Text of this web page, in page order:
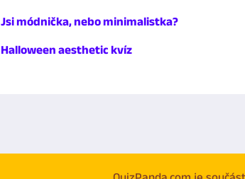
Jsi módnička, nebo minimalistka?
Halloween aesthetic kvíz